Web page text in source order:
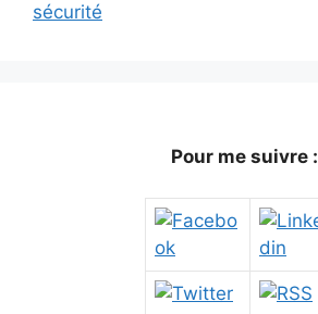
sécurité
Pour me suivre :